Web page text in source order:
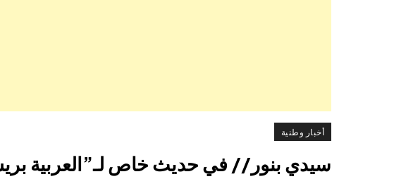
أخبار وطنية
سيدي بنور// في حديث خاص لـ”العربية